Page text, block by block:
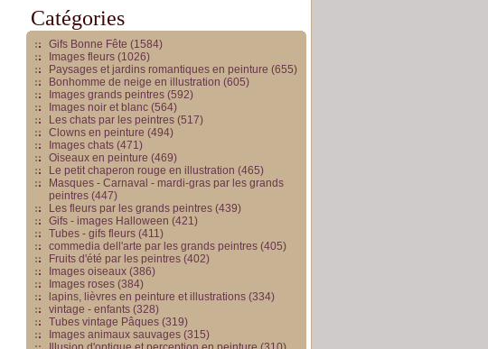
Catégories
Gifs Bonne Fête (1584)
Images fleurs (1026)
Paysages et jardins romantiques en peinture (655)
Bonhomme de neige en illustration (605)
Images grands peintres (592)
Images noir et blanc (564)
Les chats par les peintres (517)
Clowns en peinture (494)
Images chats (471)
Oiseaux en peinture (469)
Le petit chaperon rouge en illustration (465)
Masques - Carnaval - mardi-gras par les grands
peintres (447)
Les fleurs par les grands peintres (439)
Gifs - images Halloween (421)
Tubes - gifs fleurs (411)
commedia dell'arte par les grands peintres (405)
Fruits d'été par les peintres (402)
Images oiseaux (386)
Images roses (384)
lapins, lièvres en peinture et illustrations (334)
vintage - enfants (328)
Tubes vintage Pâques (319)
Images animaux sauvages (315)